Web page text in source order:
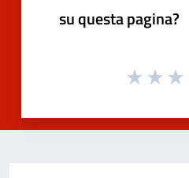
su questa pagina?